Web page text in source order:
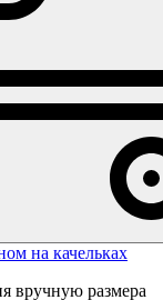
на качельках
вручную размера